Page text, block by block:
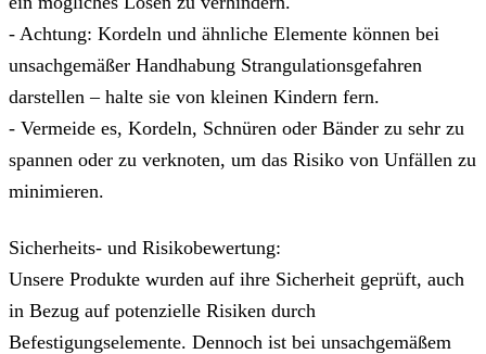
- Achtung: Kordeln und ähnliche Elemente können bei
unsachgemäßer Handhabung Strangulationsgefahren
darstellen – halte sie von kleinen Kindern fern.
- Vermeide es, Kordeln, Schnüren oder Bänder zu sehr zu
spannen oder zu verknoten, um das Risiko von Unfällen zu
minimieren.
Sicherheits- und Risikobewertung:
Unsere Produkte wurden auf ihre Sicherheit geprüft, auch
in Bezug auf potenzielle Risiken durch
Befestigungselemente. Dennoch ist bei unsachgemäßem